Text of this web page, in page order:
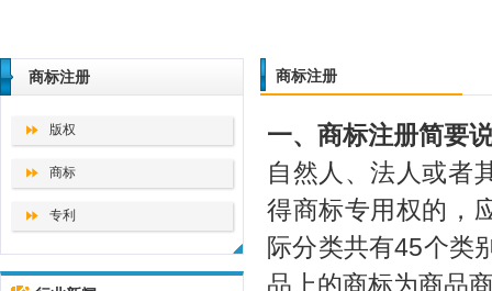
商标注册
版权
商标
专利
商标注册
一、商标注册简要
自然人、法人或者
得商标专用权的，
际分类共有45个类
品上的商标为商品